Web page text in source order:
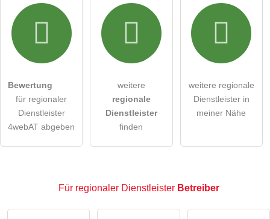
Hiermit akzeptiere ich die .
öffentliche Frage stellen Abbrechen
Hinweis:Bitte beachten Sie, öffentliche Fragen sind
Bewertung
für regionaler
Dienstleister
4webAT abgeben
weitere
regionale
Dienstleister
finden
weitere regionale
Dienstleister in
meiner Nähe
Für regionaler Dienstleister Betreiber